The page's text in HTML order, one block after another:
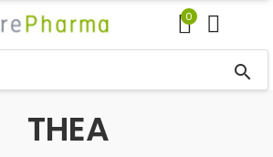
0
search
THEA